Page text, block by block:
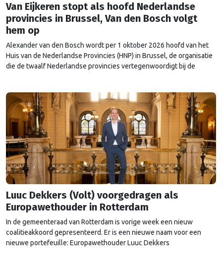
Van Eijkeren stopt als hoofd Nederlandse
provincies in Brussel, Van den Bosch volgt
hem op
Alexander van den Bosch wordt per 1 oktober 2026 hoofd van het
Huis van de Nederlandse Provincies (HNP) in Brussel, de organisatie
die de twaalf Nederlandse provincies vertegenwoordigt bij de
de wisseling …Continued
Luuc Dekkers (Volt) voorgedragen als
Europawethouder in Rotterdam
In de gemeenteraad van Rotterdam is vorige week een nieuw
coalitieakkoord gepresenteerd. Er is een nieuwe naam voor een
nieuwe portefeuille: Europawethouder Luuc Dekkers